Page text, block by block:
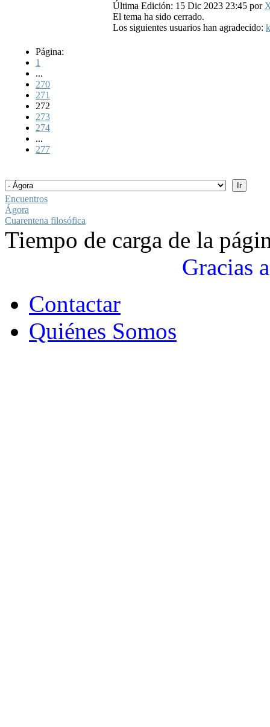
Última Edición: 15 Dic 2023 23:45 por
El tema ha sido cerrado.
Los siguientes usuarios han agradecido:
Página:
1
...
270
271
272
273
274
...
277
Encuentros
Ágora
Cuarentena filosófica
Tiempo de carga de la
Gracias a
Contactar
Quiénes Somos